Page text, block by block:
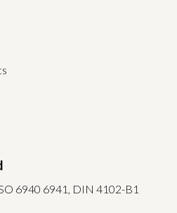
6940 6941, DIN 4102-B1